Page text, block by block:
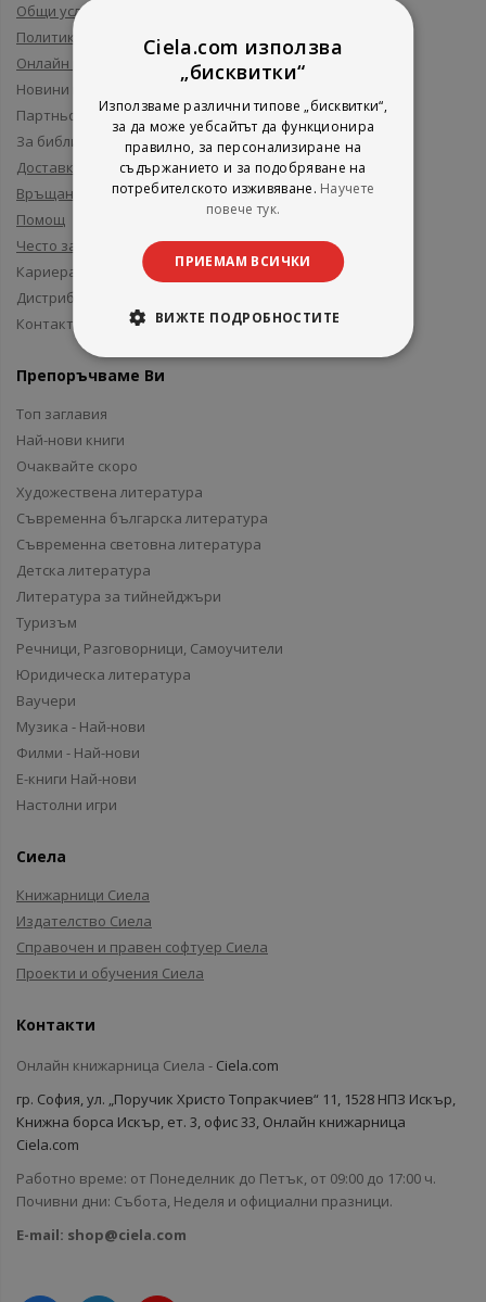
Общи условия
Политика за поверителност
Онлайн решаване на спорове
Новини и събития
Партньори и приятели
За библиотеки
Доставка
Връщане
Помощ
Често задавани въпроси
Кариера
Дистрибуция
Контакти
Препоръчваме Ви
Топ заглавия
Най-нови книги
Очаквайте скоро
Художествена литература
Съвременна българска литература
Съвременна световна литература
Детска литература
Литература за тийнейджъри
Туризъм
Речници, Разговорници, Самоучители
Юридическа литература
Ваучери
Музика - Най-нови
Филми - Най-нови
Е-книги Най-нови
Настолни игри
Сиела
Книжарници Сиела
Издателство Сиела
Справочен и правен софтуер Сиела
Проекти и обучения Сиела
Контакти
Онлайн книжарница Сиела - Ciela.com
гр. София, ул. „Поручик Христо Топракчиев“ 11, 1528 НПЗ Искър,
Книжна борса Искър, ет. 3, офис 33, Онлайн книжарница
Ciela.com
Работно време: от Понеделник до Петък, от 09:00 до 17:00 ч.
Почивни дни: Събота, Неделя и официални празници.
E-mail: shop@ciela.com
Ciela.com използва
„бисквитки“
Използваме различни типове „бисквитки“,
за да може уебсайтът да функционира
правилно, за персонализиране на
съдържанието и за подобряване на
потребителското изживяване. Научете
повече тук.
ПРИЕМАМ ВСИЧКИ
ВИЖТЕ ПОДРОБНОСТИТЕ